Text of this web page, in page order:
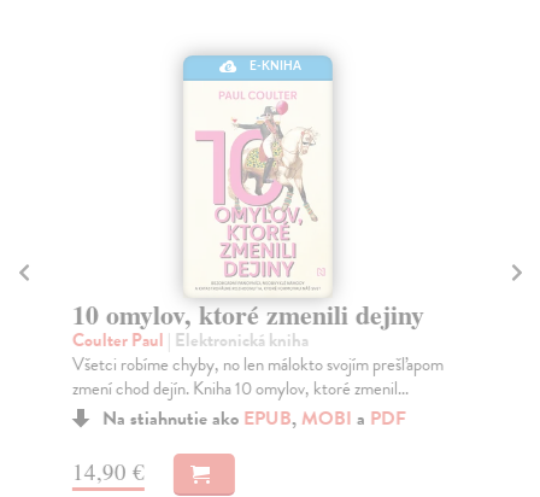
E-KNIHA
10 omylov, ktoré zmenili dejiny
Coulter Paul | Elektronická kniha
Všetci robíme chyby, no len málokto svojím prešľapom
zmení chod dejín. Kniha 10 omylov, ktoré zmenil...
Na stiahnutie ako EPUB,MOBI a PDF
14,90 €